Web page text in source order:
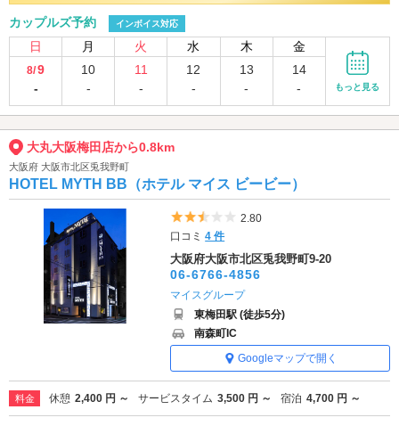
カップルズ予約 インボイス対応
日 月 火 水 木 金
8/9
-
10
-
11
-
12
-
13
-
14
-
もっと見る
大丸大阪梅田店から0.8km
大阪府 大阪市北区兎我野町
HOTEL MYTH BB（ホテル マイス ビービー）
5つ星のうち2.5
2.80
口コミ4 件
大阪府大阪市北区兎我野町9-20
06-6766-4856
マイスグループ
東梅田駅 (徒歩5分)
南森町IC
Googleマップで開く
料金 休憩 2,400 円 ～ サービスタイム 3,500 円 ～ 宿泊 4,700 円 ～